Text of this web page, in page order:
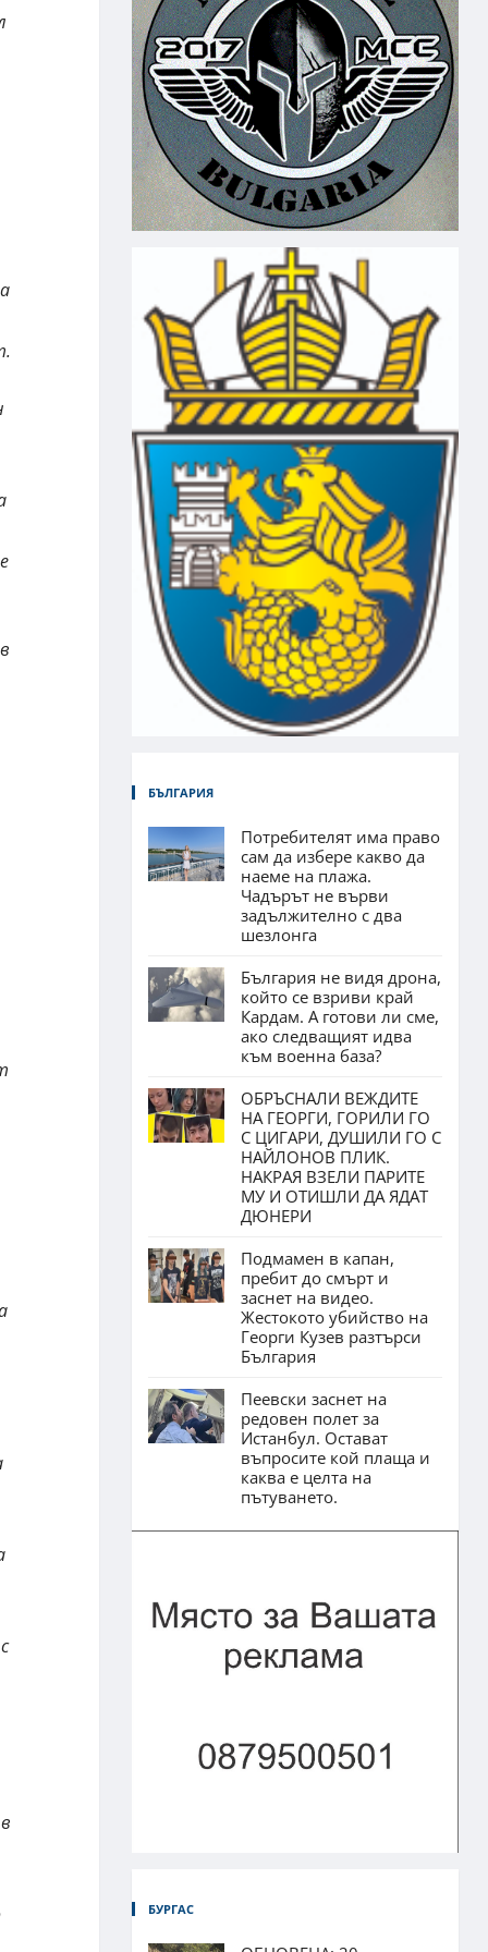
БЪЛГАРИЯ
Потребителят има право
сам да избере какво да
наеме на плажа.
Чадърът не върви
задължително с два
шезлонга
България не видя дрона,
който се взриви край
Кардам. А готови ли сме,
ако следващият идва
към военна база?
ОБРЪСНАЛИ ВЕЖДИТЕ
НА ГЕОРГИ, ГОРИЛИ ГО
С ЦИГАРИ, ДУШИЛИ ГО С
НАЙЛОНОВ ПЛИК.
НАКРАЯ ВЗЕЛИ ПАРИТЕ
МУ И ОТИШЛИ ДА ЯДАТ
ДЮНЕРИ
Подмамен в капан,
пребит до смърт и
заснет на видео.
Жестокото убийство на
Георги Кузев разтърси
България
Пеевски заснет на
редовен полет за
Истанбул. Остават
въпросите кой плаща и
каква е целта на
пътуването.
БУРГАС